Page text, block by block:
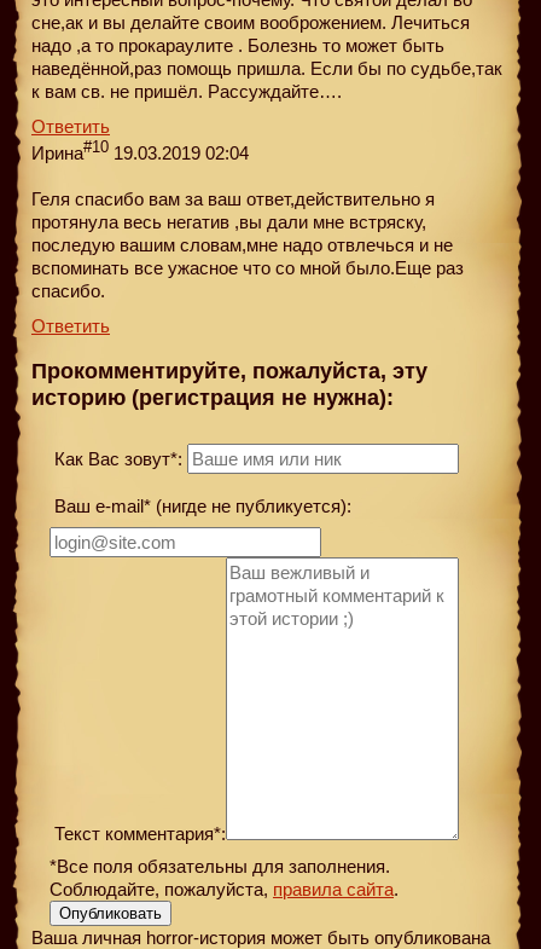
сне,ак и вы делайте своим вооброжением. Лечиться
надо ,а то прокараулите . Болезнь то может быть
наведённой,раз помощь пришла. Если бы по судьбе,так
к вам св. не пришёл. Рассуждайте….
Ответить
Ирина#10 19.03.2019 02:04
Геля спасибо вам за ваш ответ,действительно я
протянула весь негатив ,вы дали мне встряску,
последую вашим словам,мне надо отвлечься и не
вспоминать все ужасное что со мной было.Еще раз
спасибо.
Ответить
Прокомментируйте, пожалуйста, эту
историю (регистрация не нужна):
Как Вас зовут*:
Ваш e-mail* (нигде не публикуется):
Текст комментария*:
*Все поля обязательны для заполнения.
Соблюдайте, пожалуйста, правила сайта.
Опубликовать
Ваша личная horror-история может быть опубликована